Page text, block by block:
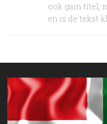
ook gain titel,
en is de tekst